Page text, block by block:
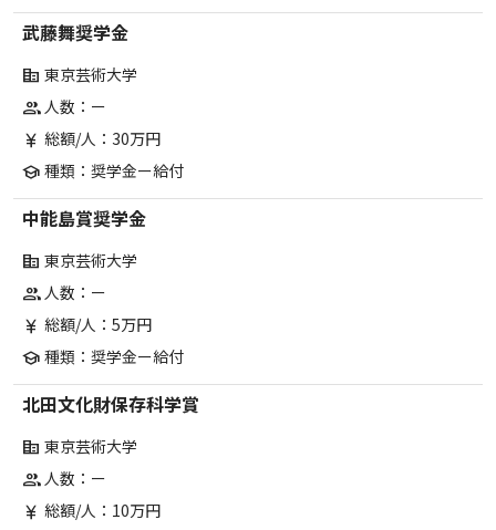
武藤舞奨学金
corporate_fare 東京芸術大学
group人数：ー
currency_yen 総額/人：30万円
school 種類：奨学金ー給付
中能島賞奨学金
corporate_fare 東京芸術大学
group人数：ー
currency_yen 総額/人：5万円
school 種類：奨学金ー給付
北田文化財保存科学賞
corporate_fare 東京芸術大学
group人数：ー
currency_yen 総額/人：10万円